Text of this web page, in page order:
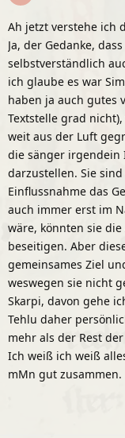
Ah jetzt verstehe ich
Ja, der Gedanke,
selbstverständlich
ich glaube es war
haben ja auch gutes
Textstelle grad
weit aus der Luft
die sänger irgendein
darzustellen. Sie
Einflussnahme das
auch immer erst im
wäre, könnten sie
beseitigen. Aber
gemeinsames Ziel
weswegen sie nicht
Skarpi, davon gehe
Tehlu daher
mehr als der Rest
Ich weiß ich weiß
mMn gut zusammen.